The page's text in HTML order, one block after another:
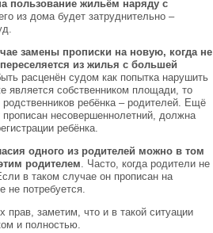
пользование жильём наряду с
из дома будет затруднительно –
замены прописки на новую, когда не
из жилья с большей
расценён судом как попытка нарушить
является собственником площади, то
ребёнка – родителей. Ещё
несовершеннолетний, должна
ребёнка.
одного из родителей можно в том
родителем. Часто, когда родители не
в таком случае он прописан на
не потребуется.
прав, заметим, что и в такой ситуации
и полностью.